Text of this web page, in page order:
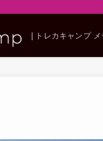
| トレカキャンプ